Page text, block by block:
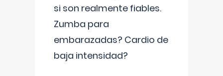
si son realmente fiables.
Zumba para
embarazadas? Cardio de
baja intensidad?